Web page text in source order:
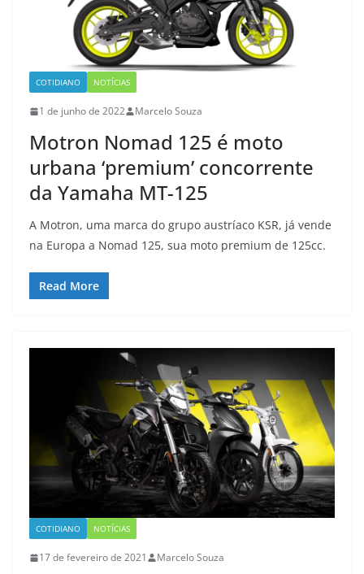
COTIDIANO NOTÍCIAS
1 de junho de 2022 Marcelo Souza
Motron Nomad 125 é moto
urbana ‘premium’ concorrente
da Yamaha MT-125
A Motron, uma marca do grupo austríaco KSR, já vende
na Europa a Nomad 125, sua moto premium de 125cc.
Read More
COTIDIANO NOTÍCIAS
17 de fevereiro de 2021 Marcelo Souza